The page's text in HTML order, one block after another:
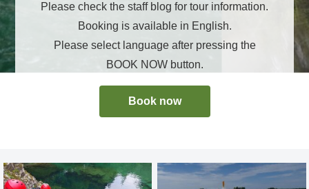
Please check the staff blog for tour information.
Booking is available in English.
Please select language after pressing the
BOOK NOW button.
Book now